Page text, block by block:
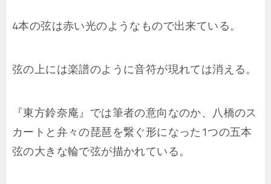
4本の弦は赤い光のようなもので出来ている。
弦の上には楽譜のように音符が現れては消える。
『東方鈴奈庵』では筆者の意向なのか、八橋のス
カートと弁々の琵琶を繋ぐ形になった1つの五本
弦の大きな輪で弦が描かれている。